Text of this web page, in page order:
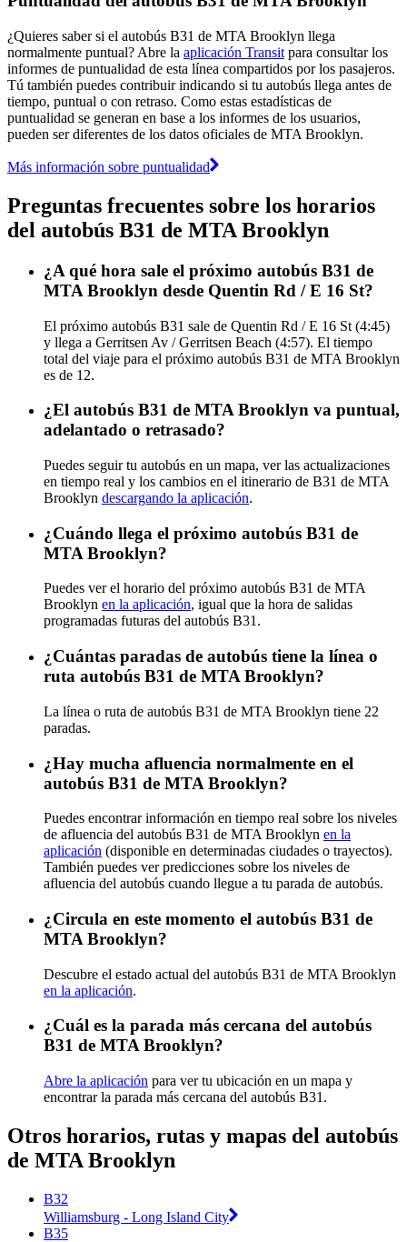
¿Quieres saber si el autobús B31 de MTA Brooklyn llega
normalmente puntual? Abre la aplicación Transit para consultar los
informes de puntualidad de esta línea compartidos por los pasajeros.
Tú también puedes contribuir indicando si tu autobús llega antes de
tiempo, puntual o con retraso. Como estas estadísticas de
puntualidad se generan en base a los informes de los usuarios,
pueden ser diferentes de los datos oficiales de MTA Brooklyn.
Más información sobre puntualidad
Preguntas frecuentes sobre los horarios
del autobús B31 de MTA Brooklyn
¿A qué hora sale el próximo autobús B31 de
MTA Brooklyn desde Quentin Rd / E 16 St?
El próximo autobús B31 sale de Quentin Rd / E 16 St (4:45)
y llega a Gerritsen Av / Gerritsen Beach (4:57). El tiempo
total del viaje para el próximo autobús B31 de MTA Brooklyn
es de 12.
¿El autobús B31 de MTA Brooklyn va puntual,
adelantado o retrasado?
Puedes seguir tu autobús en un mapa, ver las actualizaciones
en tiempo real y los cambios en el itinerario de B31 de MTA
Brooklyn descargando la aplicación.
¿Cuándo llega el próximo autobús B31 de
MTA Brooklyn?
Puedes ver el horario del próximo autobús B31 de MTA
Brooklyn en la aplicación, igual que la hora de salidas
programadas futuras del autobús B31.
¿Cuántas paradas de autobús tiene la línea o
ruta autobús B31 de MTA Brooklyn?
La línea o ruta de autobús B31 de MTA Brooklyn tiene 22
paradas.
¿Hay mucha afluencia normalmente en el
autobús B31 de MTA Brooklyn?
Puedes encontrar información en tiempo real sobre los niveles
de afluencia del autobús B31 de MTA Brooklyn en la
aplicación (disponible en determinadas ciudades o trayectos).
También puedes ver predicciones sobre los niveles de
afluencia del autobús cuando llegue a tu parada de autobús.
¿Circula en este momento el autobús B31 de
MTA Brooklyn?
Descubre el estado actual del autobús B31 de MTA Brooklyn
en la aplicación.
¿Cuál es la parada más cercana del autobús
B31 de MTA Brooklyn?
Abre la aplicación para ver tu ubicación en un mapa y
encontrar la parada más cercana del autobús B31.
Otros horarios, rutas y mapas del autobús
de MTA Brooklyn
B32
Williamsburg - Long Island City
B35